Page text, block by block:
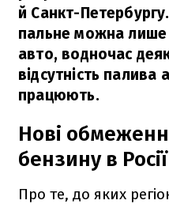
й Санкт-
пальне можна лише
авто, водночас
відсутність палива
працюють.
Нові
бензину в Росії
Про те, до яких